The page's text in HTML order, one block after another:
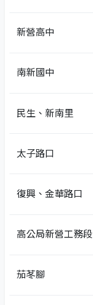
新營高中
南新國中
民生、新南里
太子路口
復興、金華路口
高公局新營工務段
茄苳腳